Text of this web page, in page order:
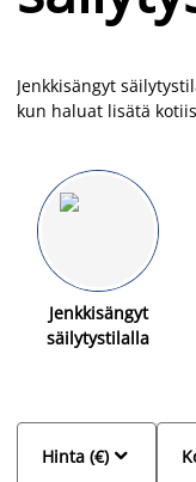
Jenkkisängyt
kun haluat lisätä
tarjoavat tilaa
jotka tekevät
Jenkkisängyt
säilytystilalla

Hinta (€)